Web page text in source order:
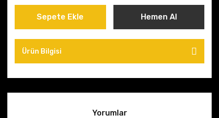
Sepete Ekle Hemen Al
Ürün Bilgisi
Yorumlar